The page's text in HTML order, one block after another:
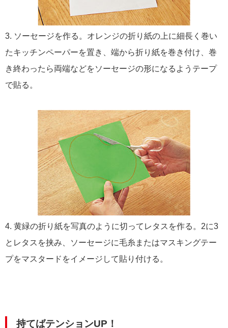
3. ソーセージを作る。オレンジの折り紙の上に細長く巻い
たキッチンペーパーを置き、端から折り紙を巻き付け、巻
き終わったら両端などをソーセージの形になるようテープ
で貼る。
4. 黄緑の折り紙を写真のように切ってレタスを作る。2に3
とレタスを挟み、ソーセージに毛糸またはマスキングテー
プをマスタードをイメージして貼り付ける。
持てばテンションUP！